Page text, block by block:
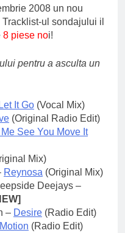
2008 un nou
ul sondajului il
8 piese noi!
pentru a asculta un
Let It Go (Vocal Mix)
(Original Radio Edit)
Me See You Move It
Mix)
Reynosa (Original Mix)
Deejays –
– Desire (Radio Edit)
(Radio Edit)